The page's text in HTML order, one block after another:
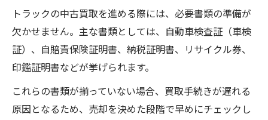
トラックの中古買取を進める際には、必要書類の準備が
欠かせません。主な書類としては、自動車検査証（車検
証）、自賠責保険証明書、納税証明書、リサイクル券、
印鑑証明書などが挙げられます。
これらの書類が揃っていない場合、買取手続きが遅れる
原因となるため、売却を決めた段階で早めにチェックし